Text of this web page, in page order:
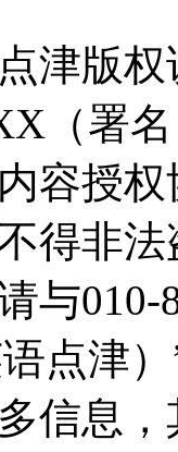
津版
（署
容授
得非
与010-
点津
信息